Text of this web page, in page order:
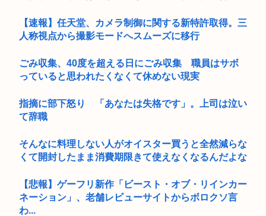
【速報】任天堂、カメラ制御に関する新特許取得。三
人称視点から撮影モードへスムーズに移行
ごみ収集、40度を超える日にごみ収集 職員はサボ
っていると思われたくなくて休めない現実
指摘に部下怒り 「あなたは失格です」。上司は泣い
て辞職
そんなに料理しない人がオイスター買うと全然減らな
くて開封したまま消費期限きて使えなくなるんだよな
【悲報】ゲーフリ新作「ビースト・オブ・リインカー
ネーション」、老舗レビューサイトからボロクソ言
わ...